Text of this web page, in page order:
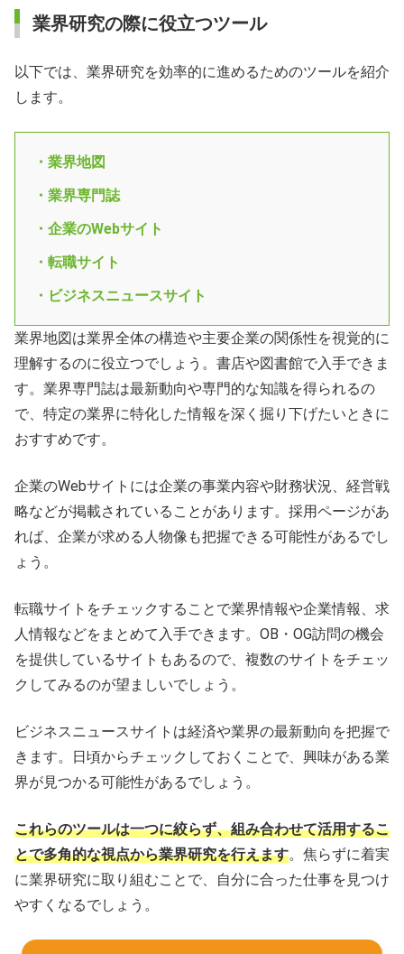
業界研究の際に役立つツール
以下では、業界研究を効率的に進めるためのツールを紹介
します。
・業界地図
・業界専門誌
・企業のWebサイト
・転職サイト
・ビジネスニュースサイト
業界地図は業界全体の構造や主要企業の関係性を視覚的に
理解するのに役立つでしょう。書店や図書館で入手できま
す。業界専門誌は最新動向や専門的な知識を得られるの
で、特定の業界に特化した情報を深く掘り下げたいときに
おすすめです。
企業のWebサイトには企業の事業内容や財務状況、経営戦
略などが掲載されていることがあります。採用ページがあ
れば、企業が求める人物像も把握できる可能性があるでし
ょう。
転職サイトをチェックすることで業界情報や企業情報、求
人情報などをまとめて入手できます。OB・OG訪問の機会
を提供しているサイトもあるので、複数のサイトをチェッ
クしてみるのが望ましいでしょう。
ビジネスニュースサイトは経済や業界の最新動向を把握で
きます。日頃からチェックしておくことで、興味がある業
界が見つかる可能性があるでしょう。
これらのツールは一つに絞らず、組み合わせて活用するこ
とで多角的な視点から業界研究を行えます。焦らずに着実
に業界研究に取り組むことで、自分に合った仕事を見つけ
やすくなるでしょう。